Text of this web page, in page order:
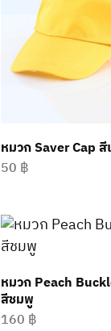
หมวก Saver Cap สี
50 ฿
หมวก Peach
สีชมพู
160 ฿